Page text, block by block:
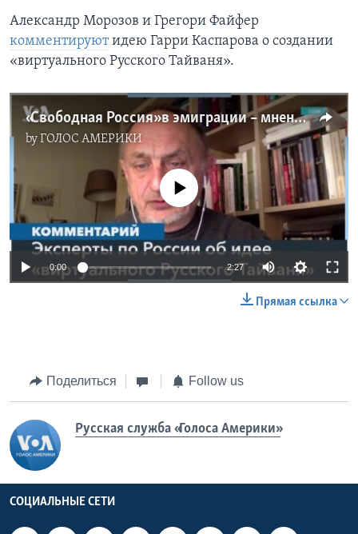
Александр Морозов и Грегори Файфер
комментируютидею Гарри Каспарова о создании
«виртуального Русского Тайваня».
«Свободная Россия» в эмиграции – мнения экспертов
byГОЛОС АМЕРИКИ
No media source currently available
0:00 2:27
Прямая ссылка
Поделиться Follow us
Русская служба «Голоса Америки»
СОЦИАЛЬНЫЕ СЕТИ